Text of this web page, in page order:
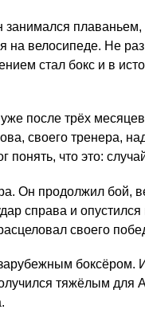
плаваньем,
на велосипеде. Не
стал бокс и в
после трёх
своего тренера,
что это:
Он продолжил бой,
справа и
своего
боксёром.
тяжёлым для